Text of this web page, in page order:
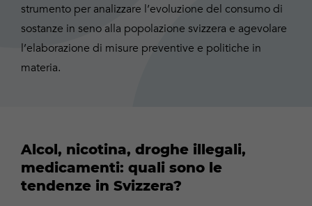
strumento per analizzare l’evoluzione del consumo di
sostanze in seno alla popolazione svizzera e agevolare
l’elaborazione di misure preventive e politiche in
materia.
Alcol, nicotina, droghe illegali,
medicamenti: quali sono le
tendenze in Svizzera?